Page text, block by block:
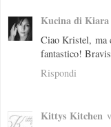
Kucina di Kiara
Ciao Kristel, ma
fantastico!
Rispondi
Kittys Kitchen